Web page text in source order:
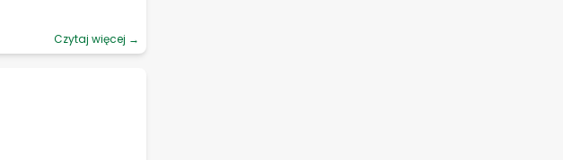
Czytaj więcej →